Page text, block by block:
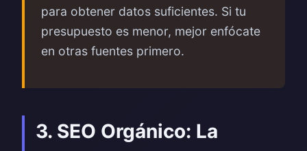
para obtener datos suficientes. Si tu
presupuesto es menor, mejor enfócate
en otras fuentes primero.
3. SEO Orgánico: La